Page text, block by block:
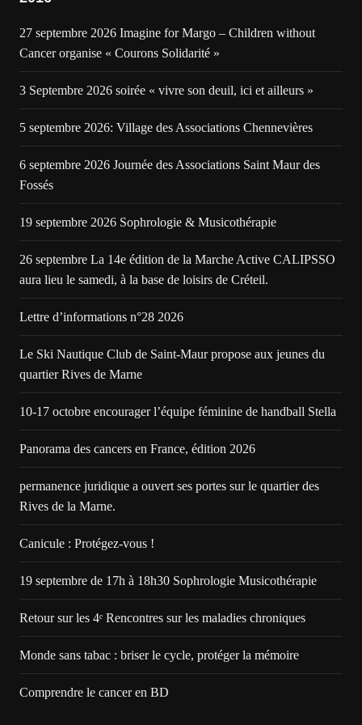
27 septembre 2026 Imagine for Margo – Children without
Cancer organise « Courons Solidarité »
3 Septembre 2026 soirée « vivre son deuil, ici et ailleurs »
5 septembre 2026: Village des Associations Chennevières
6 septembre 2026 Journée des Associations Saint Maur des
Fossés
19 septembre 2026 Sophrologie & Musicothérapie
26 septembre La 14e édition de la Marche Active CALIPSSO
aura lieu le samedi, à la base de loisirs de Créteil.
Lettre d’informations n°28 2026
Le Ski Nautique Club de Saint-Maur propose aux jeunes du
quartier Rives de Marne
10-17 octobre encourager l’équipe féminine de handball Stella
Panorama des cancers en France, édition 2026
permanence juridique a ouvert ses portes sur le quartier des
Rives de la Marne.
Canicule : Protégez-vous !
19 septembre de 17h à 18h30 Sophrologie Musicothérapie
Retour sur les 4ᵉ Rencontres sur les maladies chroniques
Monde sans tabac : briser le cycle, protéger la mémoire
Comprendre le cancer en BD